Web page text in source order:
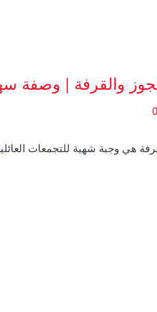
والقرفة | وصفة
هي وجبة شهية للتجمعات